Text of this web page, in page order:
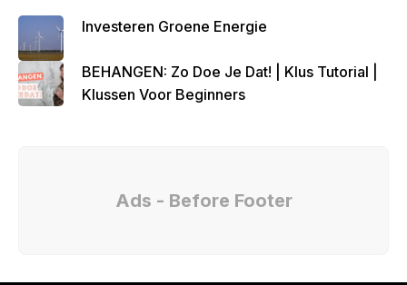
Investeren Groene Energie
BEHANGEN: Zo Doe Je Dat! | Klus Tutorial |
Klussen Voor Beginners
Ads - Before Footer